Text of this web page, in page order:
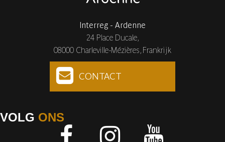
Interreg - Ardenne
24 Place Ducale,
08000 Charleville-Mézières, Frankrijk
CONTACT
VOLG ONS